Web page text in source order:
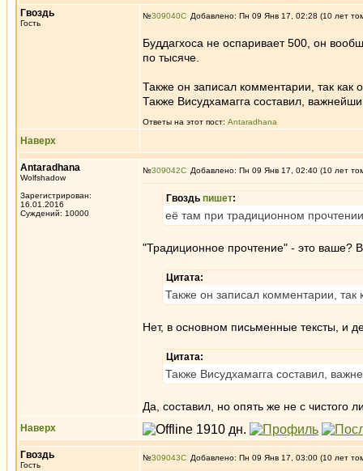
Гвоздь
Гость
№309040 Добавлено: Пн 09 Янв 17, 02:28 (10 лет
Буддагхоса не оспаривает 500, он
по тысяче.
Также он записал комментарии, так как
Также Висудхамагга составил,
Ответы на этот пост: Antaradhana
Наверх
Antaradhana
Wolfshadow
Зарегистрирован:
16.01.2016
Суждений: 10000
№309042 Добавлено: Пн 09 Янв 17, 02:40 (10 лет
Гвоздь пишет:
её там при традиционном
"Традиционное прочтение" - это
Цитата:
Также он записал комментарии, так
Нет, в основном письменные тексты, и
Цитата:
Также Висудхамагга составил,
Да, составил, но опять же не с чистого
Наверх
Гвоздь
Гость
№309043 Добавлено: Пн 09 Янв 17, 03:00 (10 лет